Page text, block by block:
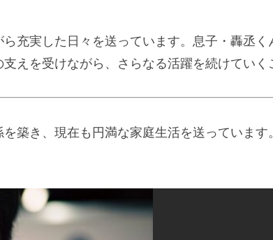
充実した日々を送っています。息子・轟丞
えを受けながら、さらなる活躍を続けていく
築き、現在も円満な家庭生活を送っていま